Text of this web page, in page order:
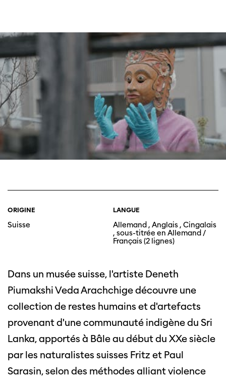
ORIGINE
Suisse
LANGUE
Allemand , Anglais , Cingalais
, sous-titrée en Allemand /
Français (2 lignes)
Dans un musée suisse, l'artiste Deneth
Piumakshi Veda Arachchige découvre une
collection de restes humains et d'artefacts
provenant d'une communauté indigène du Sri
Lanka, apportés à Bâle au début du XXe siècle
par les naturalistes suisses Fritz et Paul
Sarasin, selon des méthodes alliant violence